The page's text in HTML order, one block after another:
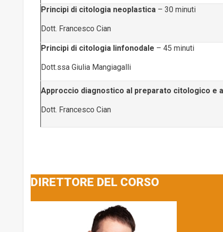
Principi di citologia neoplastica – 30 minuti
Dott. Francesco Cian
Principi di citologia linfonodale – 45 minuti
Dott.ssa Giulia Mangiagalli
Approccio diagnostico al preparato citologico e
Dott. Francesco Cian
DIRETTORE DEL CORSO